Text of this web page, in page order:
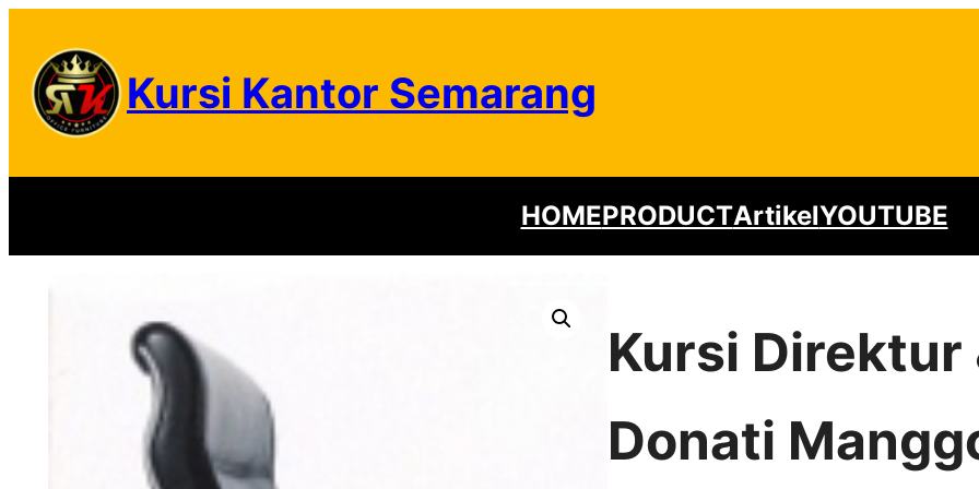
content
Kursi Kantor Semarang
HOMEPRODUCTArtikelYOUTUBE
Kursi Direktur
Donati